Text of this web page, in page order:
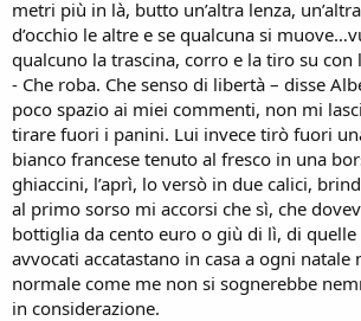
metri più in là, butto un’altra lenza,
d’occhio le altre e se qualcuna si
qualcuno la trascina, corro e la tiro su con
- Che roba. Che senso di libertà – disse
poco spazio ai miei commenti, non mi
tirare fuori i panini. Lui invece tirò fuori
bianco francese tenuto al fresco in una
ghiaccini, l’aprì, lo versò in due calici,
al primo sorso mi accorsi che sì, che
bottiglia da cento euro o giù di lì, di quelle
avvocati accatastano in casa a ogni natale
normale come me non si sognerebbe
in considerazione.